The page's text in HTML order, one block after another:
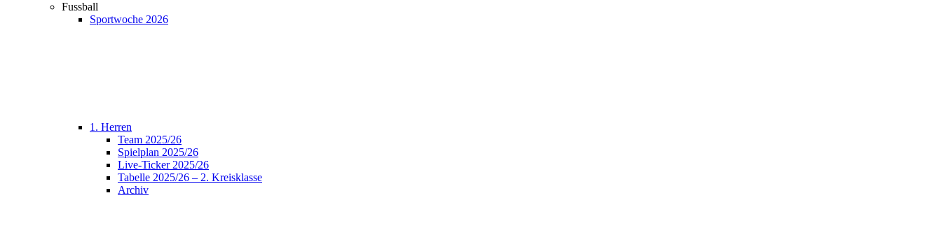
Fussball
Sportwoche 2026
1. Herren
Team 2025/26
Spielplan 2025/26
Live-Ticker 2025/26
Tabelle 2025/26 – 2. Kreisklasse
Archiv